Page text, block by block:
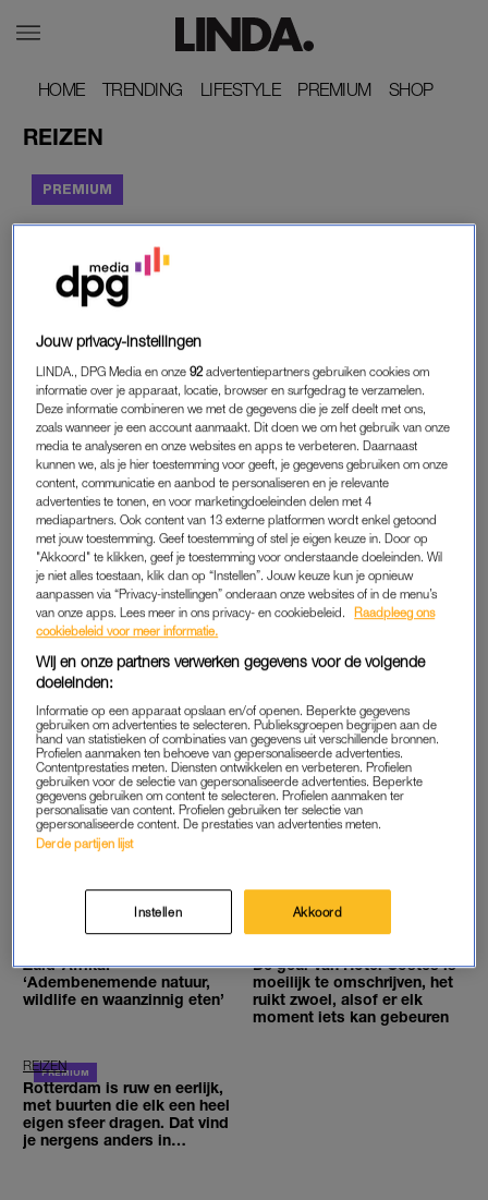
HOME
HOME TRENDING
TRENDING LIFESTYLE
LIFESTYLE PREMIUM
PREMIUM SHOP
SHOP
REIZEN
‘ELKE DAG GENIETEN
VAN EEN NIEUW,
MAGNIFIEK UITZICHT’
CRUISEN OP DE MIDDELLANDSE ZEE
REIZEN
‘Hugh Grant kocht hier een
huis. Je schijnt ’m tegen te
REIZEN
Klein kind thuis en toe aan
Nederland
REIZEN
‘Dit waddeneiland heeft
zichzelf (culinair en creatief)
opnieuw uitgevonden’
REIZEN
Dit kleine zusje van Parijs is
culinair gezien de beste stad
van heel Frankrijk
REIZEN
Reis je met kinderen? Doe
jezelf een lol met deze drie
Diepstraten
REIZEN
om te paraderen
Zuid-Afrika:
‘Adembenemende natuur,
wildlife en waanzinnig eten’
De geur van Hotel Costes is
moeilijk te omschrijven, het
ruikt zwoel, alsof er elk
moment iets kan gebeuren
REIZEN
Rotterdam is ruw en eerlijk,
met buurten die elk een heel
eigen sfeer dragen. Dat vind
je nergens anders in
Jouw privacy-instellingen
LINDA., DPG Media en onze92 advertentiepartners gebruiken cookies om
informatie over je apparaat, locatie, browser en surfgedrag te verzamelen.
Deze informatie combineren we met de gegevens die je zelf deelt met ons,
zoals wanneer je een account aanmaakt. Dit doen we om het gebruik van onze
media te analyseren en onze websites en apps te verbeteren. Daarnaast
kunnen we, als je hier toestemming voor geeft, je gegevens gebruiken om onze
content, communicatie en aanbod te personaliseren en je relevante
advertenties te tonen, en voor marketingdoeleinden delen met 4
mediapartners. Ook content van 13 externe platformen wordt enkel getoond
met jouw toestemming. Geef toestemming of stel je eigen keuze in. Door op
"Akkoord" te klikken, geef je toestemming voor onderstaande doeleinden. Wil
je niet alles toestaan, klik dan op “Instellen”. Jouw keuze kun je opnieuw
aanpassen via “Privacy-instellingen” onderaan onze websites of in de menu’s
van onze apps. Lees meer in ons privacy- en cookiebeleid.
Raadpleeg ons
cookiebeleid voor meer informatie.
Wij en onze partners verwerken gegevens voor de volgende
doeleinden:
Informatie op een apparaat opslaan en/of openen. Beperkte gegevens
gebruiken om advertenties te selecteren. Publieksgroepen begrijpen aan de
hand van statistieken of combinaties van gegevens uit verschillende bronnen.
Profielen aanmaken ten behoeve van gepersonaliseerde advertenties.
Contentprestaties meten. Diensten ontwikkelen en verbeteren. Profielen
gebruiken voor de selectie van gepersonaliseerde advertenties. Beperkte
gegevens gebruiken om content te selecteren. Profielen aanmaken ter
personalisatie van content. Profielen gebruiken ter selectie van
gepersonaliseerde content. De prestaties van advertenties meten.
Derde partijen lijst
Instellen Akkoord